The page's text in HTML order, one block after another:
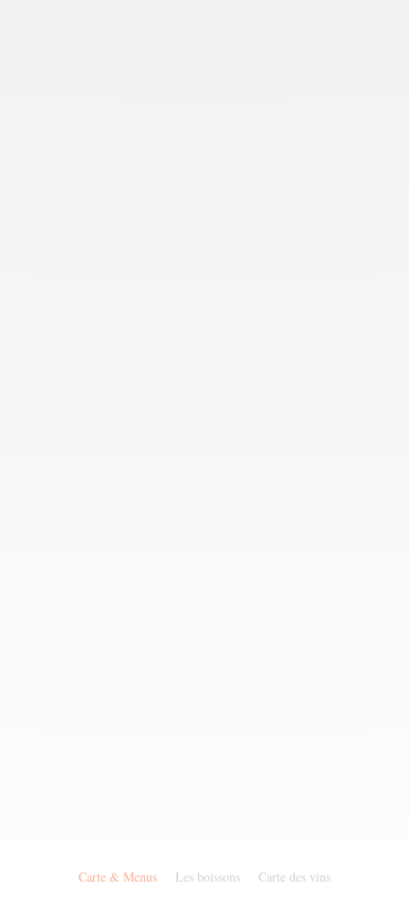
Carte & Menus Les boissons Carte des vins